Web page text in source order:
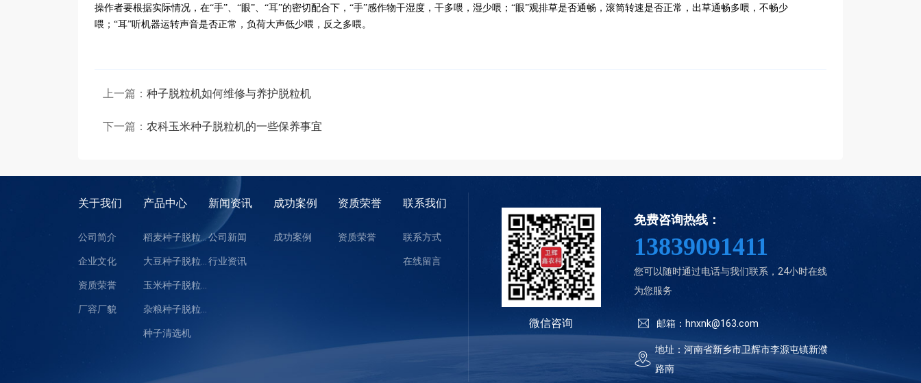
操作者要根据实际情况，在“手”、“眼”、“耳”的密切配合下，“手”感作物干湿度，干多喂，湿少喂；“眼”观排草是否通畅，滚筒转速是否正常，出草通畅多喂，不畅少
喂；“耳”听机器运转声音是否正常，负荷大声低少喂，反之多喂。
上一篇： 种子脱粒机如何维修与养护脱粒机
下一篇： 农科玉米种子脱粒机的一些保养事宜
关于我们
公司简介
企业文化
资质荣誉
厂容厂貌
产品中心
稻麦种子脱粒机
种子清选机
新闻资讯
公司新闻
行业资讯
成功案例
成功案例
资质荣誉
资质荣誉
联系我们
联系方式
在线留言
微信咨询
免费咨询热线：
13839091411
您可以随时通过电话与我们联系，24小时在线
为您服务
邮箱：hnxnk@163.com
地址：河南省新乡市卫辉市李源屯镇新濮
路南